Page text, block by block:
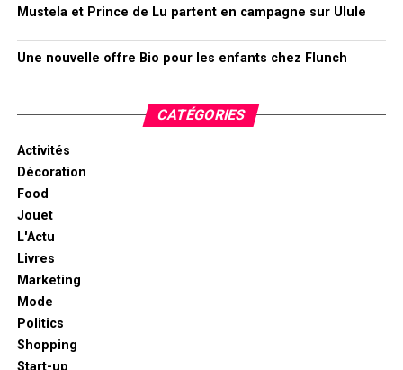
Mustela et Prince de Lu partent en campagne sur Ulule
Une nouvelle offre Bio pour les enfants chez Flunch
CATÉGORIES
Activités
Décoration
Food
Jouet
L'Actu
Livres
Marketing
Mode
Politics
Shopping
Start-up